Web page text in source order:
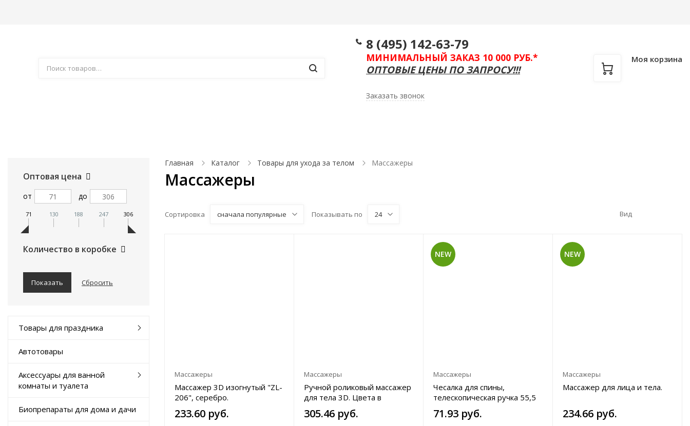
8 (495) 142-63-79
МИНИМАЛЬНЫЙ ЗАКАЗ 10 000 РУБ.*
ОПТОВЫЕ ЦЕНЫ ПО ЗАПРОСУ!!!
Заказать звонок
Моя корзина
Оптовая цена
от до
71 130 188 247 306
Количество в коробке
Товары для праздника
Автотовары
Аксессуары для ванной
комнаты и туалета
Биопрепараты для дома и дачи
Главная Каталог Товары для ухода за телом Массажеры
Массажеры
Сортировка сначала популярные Показывать по 24 Вид
Массажеры
Массажер 3D изогнутый "ZL-
206", серебро.
233.60 руб.
Массажеры
Ручной роликовый массажер
для тела 3D. Цвета в
ассортименте: фиолетовый,
золотой, черный.
305.46 руб.
NEW
Массажеры
Чесалка для спины,
телескопическая ручка 55,5
см.
71.93 руб.
NEW
Массажеры
Массажер для лица и тела.
234.66 руб.